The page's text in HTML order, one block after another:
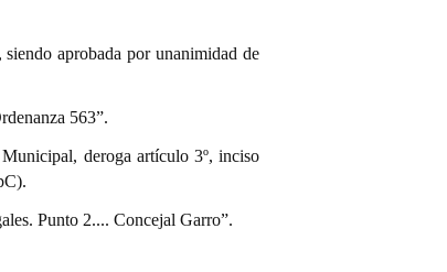
aprobada por unanimidad de
563”.
deroga artículo 3º, inciso
Punto 2.... Concejal Garro”.